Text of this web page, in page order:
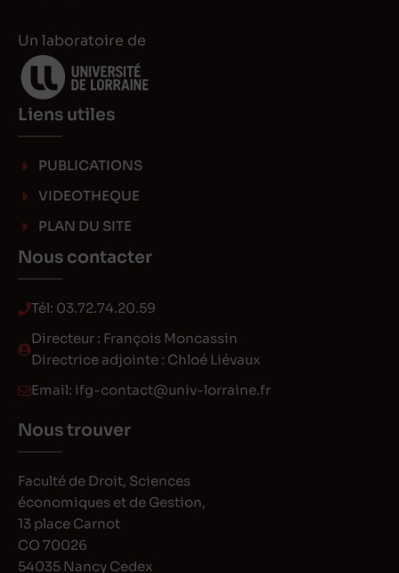
Un laboratoire de
Liens utiles
PUBLICATIONS
VIDEOTHEQUE
PLAN DU SITE
Nous contacter
Tél: 03.72.74.20.59
Directeur : François Moncassin
Directrice adjointe : Chloé Liévaux
Email: ifg-contact@univ-lorraine.fr
Nous trouver
Faculté de Droit, Sciences
économiques et de Gestion,
13 place Carnot
CO 70026
54035 Nancy Cedex